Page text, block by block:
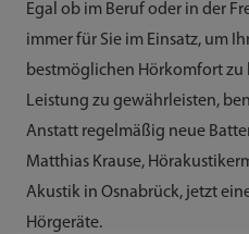
Egal ob im Beruf oder in der
immer für Sie im Einsatz, um
bestmöglichen Hörkomfort zu
Leistung zu gewährleisten,
Anstatt regelmäßig neue
Matthias Krause,
Akustik in Osnabrück, jetzt
Hörgeräte.